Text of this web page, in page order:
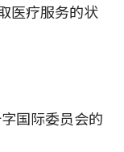
医疗服务的状
国际委员会的